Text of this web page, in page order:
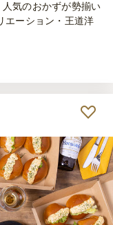
人気のおかずが勢揃い
エーション・王道洋